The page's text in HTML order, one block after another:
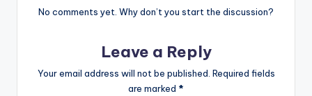
No comments yet. Why don’t you start the discussion?
Leave a Reply
Your email address will not be published. Required fields
are marked *